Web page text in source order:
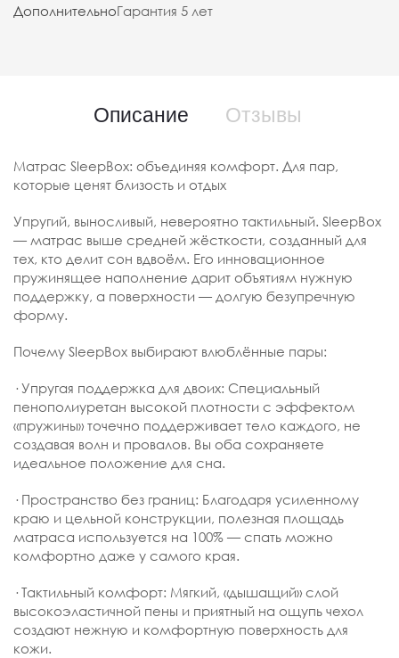
ДополнительноГарантия 5 лет
Описание Отзывы
Матрас SleepBox: объединяя комфорт. Для пар,
которые ценят близость и отдых
Упругий, выносливый, невероятно тактильный. SleepBox
— матрас выше средней жёсткости, созданный для
тех, кто делит сон вдвоём. Его инновационное
пружинящее наполнение дарит объятиям нужную
поддержку, а поверхности — долгую безупречную
форму.
Почему SleepBox выбирают влюблённые пары:
· Упругая поддержка для двоих: Специальный
пенополиуретан высокой плотности с эффектом
«пружины» точечно поддерживает тело каждого, не
создавая волн и провалов. Вы оба сохраняете
идеальное положение для сна.
· Пространство без границ: Благодаря усиленному
краю и цельной конструкции, полезная площадь
матраса используется на 100% — спать можно
комфортно даже у самого края.
· Тактильный комфорт: Мягкий, «дышащий» слой
высокоэластичной пены и приятный на ощупь чехол
создают нежную и комфортную поверхность для
кожи.